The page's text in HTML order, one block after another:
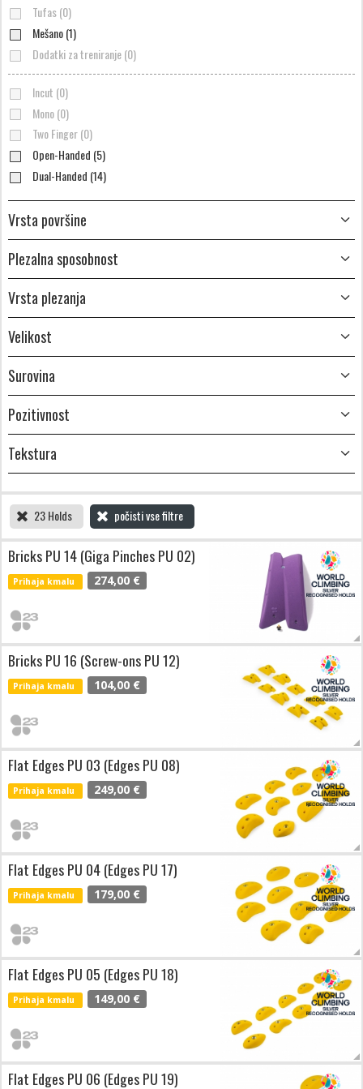
Tufas (0)
Mešano (1)
Dodatki za treniranje (0)
Incut (0)
Mono (0)
Two Finger (0)
Open-Handed (5)
Dual-Handed (14)
Vrsta površine
Plezalna sposobnost
Vrsta plezanja
Velikost
Surovina
Pozitivnost
Tekstura
23 Holds počisti vse filtre
Bricks PU 14 (Giga Pinches PU 02)
Prihaja kmalu 274,00 €
Bricks PU 16 (Screw-ons PU 12)
Prihaja kmalu 104,00 €
Flat Edges PU 03 (Edges PU 08)
Prihaja kmalu 249,00 €
Flat Edges PU 04 (Edges PU 17)
Prihaja kmalu 179,00 €
Flat Edges PU 05 (Edges PU 18)
Prihaja kmalu 149,00 €
Flat Edges PU 06 (Edges PU 19)